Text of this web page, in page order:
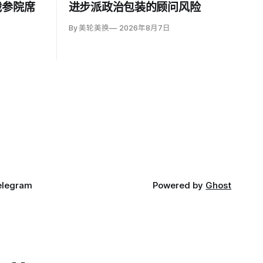
院席 进步派政治包装的顾问风险
By 美轮美换 2026年8月7日
Powered by Ghost